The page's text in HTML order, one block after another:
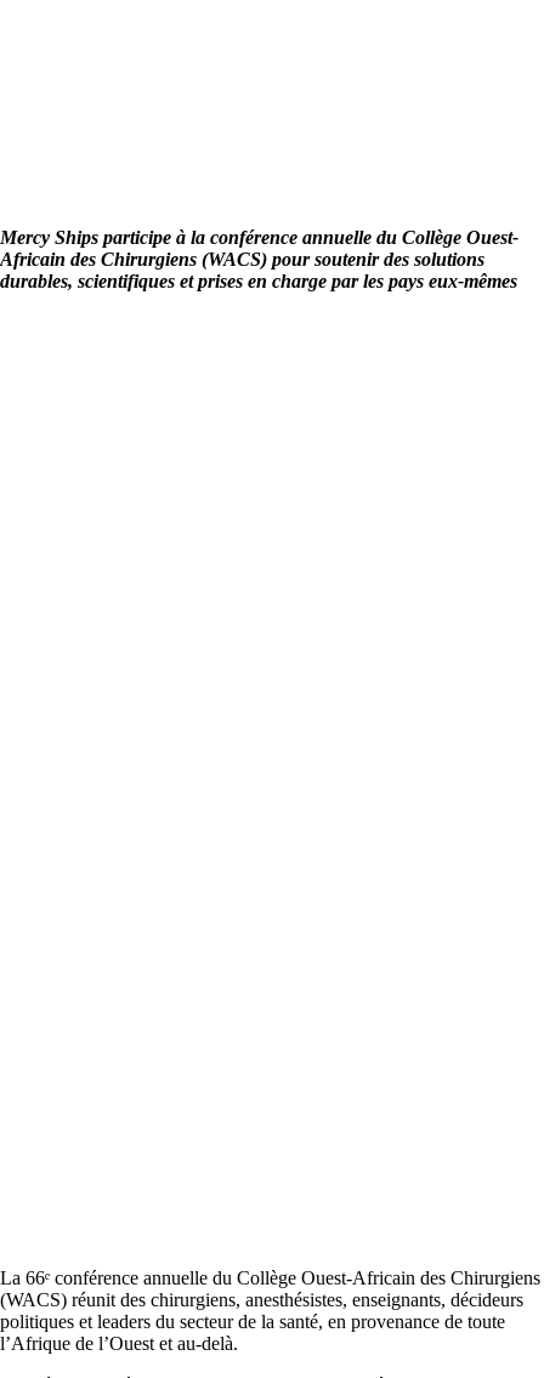
Mercy Ships participe à la conférence annuelle du Collège Ouest-
Africain des Chirurgiens (WACS) pour soutenir des solutions
durables, scientifiques et prises en charge par les pays eux-mêmes
La 66ᵉ conférence annuelle du Collège Ouest-Africain des Chirurgiens
(WACS) réunit des chirurgiens, anesthésistes, enseignants, décideurs
politiques et leaders du secteur de la santé, en provenance de toute
l’Afrique de l’Ouest et au-delà.